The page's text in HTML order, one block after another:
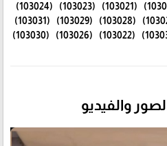
(103019) (103020) (103021) (103023) (103024)
(103025) (103027) (103028) (103029) (103031)
(103032) (103033) (103022) (103026) (103030)
والفيديو